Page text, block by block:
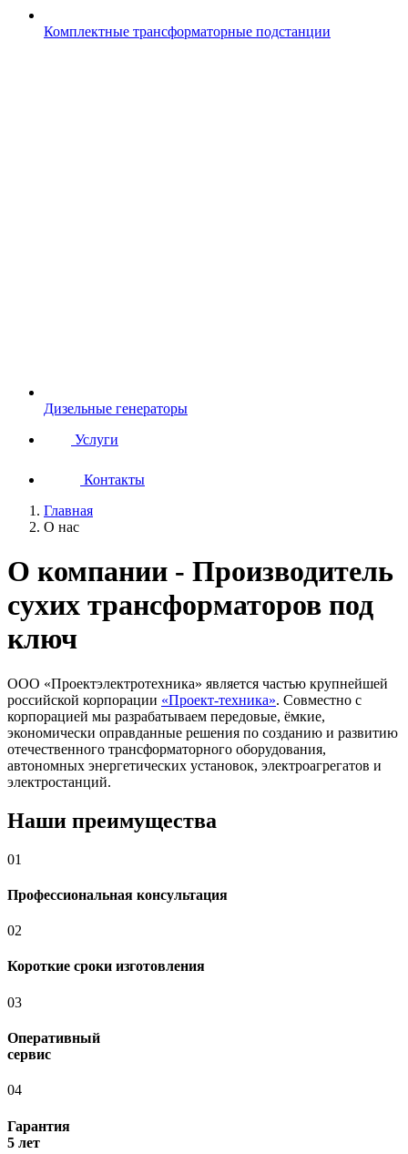
Комплектные трансформаторные подстанции
Дизельные генераторы
Услуги
Контакты
Главная
О нас
О компании - Производитель
сухих трансформаторов под
ключ
ООО «Проектэлектротехника» является частью крупнейшей
российской корпорации «Проект-техника». Совместно с
корпорацией мы разрабатываем передовые, ёмкие,
экономически оправданные решения по созданию и развитию
отечественного трансформаторного оборудования,
автономных энергетических установок, электроагрегатов и
электростанций.
Наши преимущества
01
Профессиональная консультация
02
Короткие сроки изготовления
03
Оперативный
сервис
04
Гарантия
5 лет